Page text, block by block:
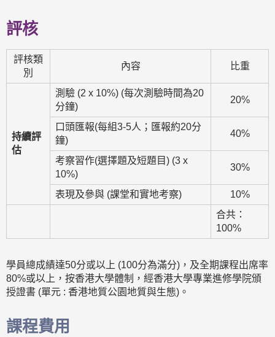
評核
評核類
別
內容 比重
持續評
估
測驗 (2 x 10%) (每次測驗時間為20
分鐘)
20%
口頭匯報(每組3-5人；匯報約20分
鐘)
40%
考察習作(選擇題及短題目) (3 x
10%)
30%
表現及參與 (課堂和實地考察)
10%
合共：
100%
​學員總成績達50分或以上 (100分為滿分)，及全期課程出席率
80%或以上，按香港大學體制，經香港大學專業進修學院頒
授證書 (單元 : 香港地質公園地質與生態)。
課程費用